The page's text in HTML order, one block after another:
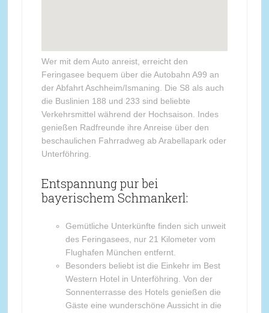
Wer mit dem Auto anreist, erreicht den
Feringasee bequem über die Autobahn A99 an
der Abfahrt Aschheim/Ismaning. Die S8 als auch
die Buslinien 188 und 233 sind beliebte
Verkehrsmittel während der Hochsaison. Indes
genießen Radfreunde ihre Anreise über den
beschaulichen Fahrradweg ab Arabellapark oder
Unterföhring.
Entspannung pur bei
bayerischem Schmankerl:
Gemütliche Unterkünfte finden sich unweit
des Feringasees, nur 21 Kilometer vom
Flughafen München entfernt.
Besonders beliebt ist die Einkehr im Best
Western Hotel in Unterföhring. Von der
Sonnenterrasse des Hotels genießen die
Gäste eine wunderschöne Aussicht in die